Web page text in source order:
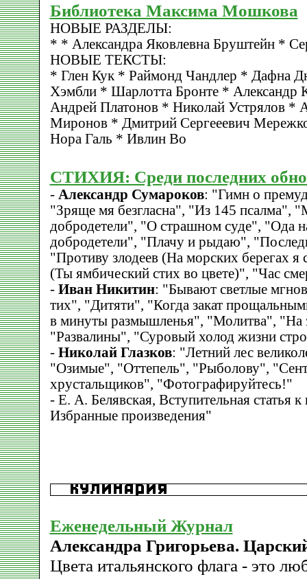
Библиотека Максима Мошкова
НОВЫЕ РАЗДЕЛЫ:
* * Александра Яковлевна Бруштейн *
НОВЫЕ ТЕКСТЫ:
* Глен Кук * Раймонд Чандлер * Дафна
Хэмбли * Шарлотта Бронте * Александр
Андрей Платонов * Николай Устрялов *
Миронов * Дмитрий Сергееевич
Нора Галь * Ивлин Во
СТИХИЯ: Среди последних
- Александр Сумароков: "Гимн о
"Зряще мя безгласна", "Из 145 псалма",
добродетели", "О страшном суде", "Ода
добродетели", "Плачу и рыдаю",
"Противу злодеев (На морских берегах
(Ты ямбический стих во цвете)", "Час
- Иван Никитин: "Бывают светлые
тих", "Дитяти", "Когда закат
в минуты размышленья", "Молитва", "На
"Развалины", "Суровый холод жизни
- Николай Глазков: "Летний лес
"Озимые", "Оттепель", "Рыболову",
хрустальщиков", "Фотографируйтесь!"
- Е. А. Белявская, Вступительная статья
Избранные произведения"
Еженедельный Журнал
Александра Григорьева.
Цвета итальянского флага - это